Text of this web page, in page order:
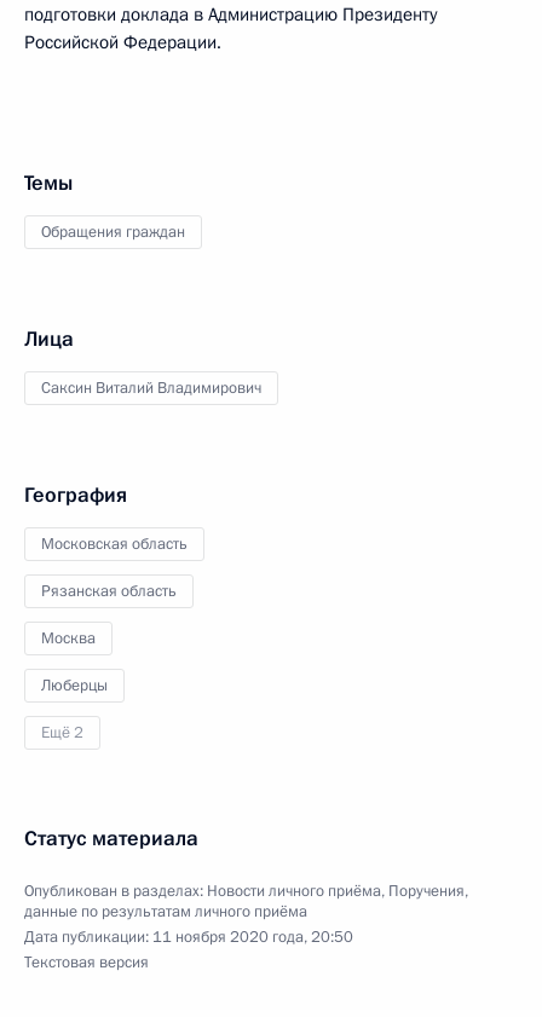
подготовки доклада в Администрацию Президенту
Российской Федерации.
Темы
Обращения граждан
Лица
Саксин Виталий Владимирович
География
Московская область
Рязанская область
Москва
Люберцы
Ещё 2
Статус материала
Опубликован в разделах: Новости личного приёма, Поручения,
данные по результатам личного приёма
Дата публикации: 11 ноября 2020 года, 20:50
Текстовая версия